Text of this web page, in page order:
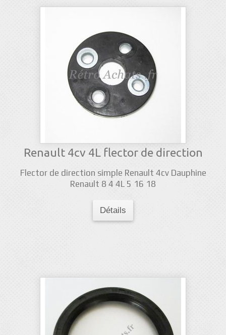
Renault 4cv 4L flector de direction
Flector de direction simple Renault 4cv Dauphine
Renault 8 4 4L 5 16 18
Détails